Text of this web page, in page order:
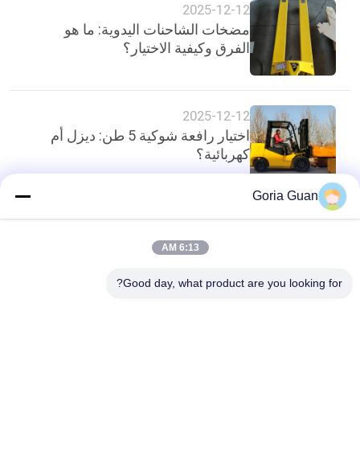
2025-12-12
مضخات الشاحنات اليدوية: ما هو
الفرق وكيفية الاختيار؟
2025-12-12
اختيار رافعة شوكية 5 طن: ديزل أم
كهربائية؟
أعلى
Goria Guan
6:13 AM
Good day, what product are you looking for?